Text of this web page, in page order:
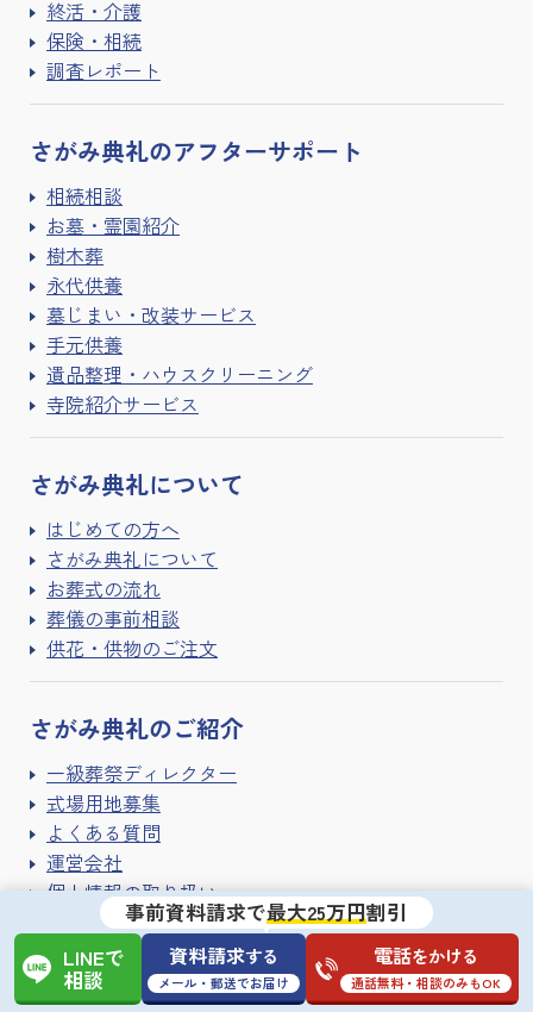
終活・介護
保険・相続
調査レポート
さがみ典礼のアフターサポート
相続相談
お墓・霊園紹介
樹木葬
永代供養
墓じまい・改装サービス
手元供養
遺品整理・ハウスクリーニング
寺院紹介サービス
さがみ典礼について
はじめての方へ
さがみ典礼について
お葬式の流れ
葬儀の事前相談
供花・供物のご注文
さがみ典礼のご紹介
一級葬祭ディレクター
式場用地募集
よくある質問
運営会社
個人情報の取り扱い
サイトご利用条件
サイトマップ
事前資料請求で最大25万円割引
LINEで
相談
資料請求する
メール・郵送でお届け
電話をかける
通話無料・相談のみもOK